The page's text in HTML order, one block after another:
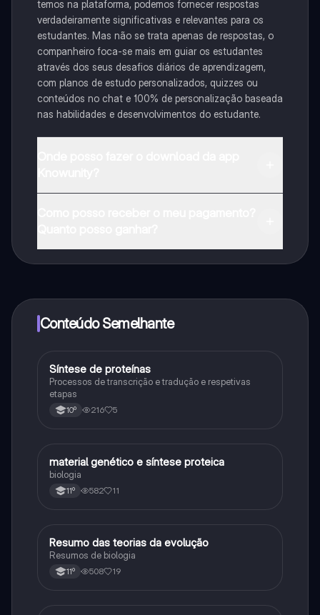
temos na plataforma, podemos fornecer respostas
verdadeiramente significativas e relevantes para os
estudantes. Mas não se trata apenas de respostas, o
companheiro foca-se mais em guiar os estudantes
através dos seus desafios diários de aprendizagem,
com planos de estudo personalizados, quizzes ou
conteúdos no chat e 100% de personalização baseada
nas habilidades e desenvolvimentos do estudante.
Conteúdo Semelhante
Biologia
Síntese de proteínas
Processos de transcrição e tradução e respetivas
etapas
10º 216 5
Biologia
material genético e síntese proteica
biologia
11º 582 11
Biologia
Resumo das teorias da evolução
Resumos de biologia
11º 508 19